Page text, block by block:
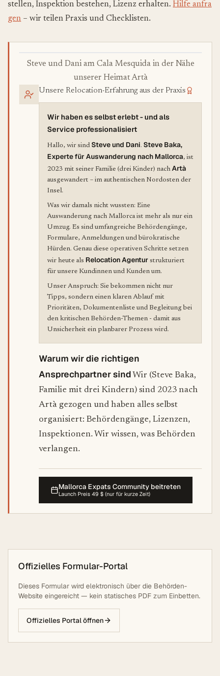
stellen, Inspektion bestehen, Lizenz erhalten. Hilfe anfra
gen – wir teilen Praxis und Checklisten.
Steve und Dani am Cala Mesquida in der Nähe
unserer Heimat Artà
Unsere Relocation-Erfahrung aus der Praxis
Wir haben es selbst erlebt - und als
Service professionalisiert
Hallo, wir sind Steve und Dani. Steve Baka,
Experte für Auswanderung nach Mallorca, ist
2023 mit seiner Familie (drei Kinder) nach Artà
ausgewandert – im authentischen Nordosten der
Insel.
Was wir damals nicht wussten: Eine
Auswanderung nach Mallorca ist mehr als nur ein
Umzug. Es sind umfangreiche Behördengänge,
Formulare, Anmeldungen und bürokratische
Hürden. Genau diese operativen Schritte setzen
wir heute als Relocation Agentur strukturiert
für unsere Kundinnen und Kunden um.
Unser Anspruch: Sie bekommen nicht nur
Tipps, sondern einen klaren Ablauf mit
Prioritäten, Dokumentenliste und Begleitung bei
den kritischen Behörden-Themen - damit aus
Unsicherheit ein planbarer Prozess wird.
Warum wir die richtigen
Ansprechpartner sind Wir (Steve Baka,
Familie mit drei Kindern) sind 2023 nach
Artà gezogen und haben alles selbst
organisiert: Behördengänge, Lizenzen,
Inspektionen. Wir wissen, was Behörden
verlangen.
Mallorca Expats Community beitreten
Launch Preis 49 $ (nur für kurze Zeit)
Offizielles Formular-Portal
Dieses Formular wird elektronisch über die Behörden-
Website eingereicht — kein statisches PDF zum Einbetten.
Offizielles Portal öffnen